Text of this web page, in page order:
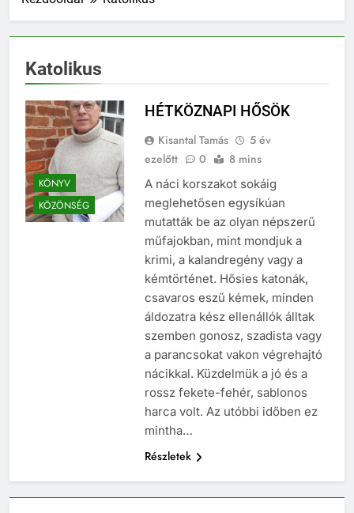
Katolikus
KÖNYV
KÖZÖNSÉG
HÉTKÖZNAPI HŐSÖK
Kisantal Tamás
5 év
ezelőtt
0 8 mins
A náci korszakot sokáig
meglehetősen egysíkúan
mutatták be az olyan népszerű
műfajokban, mint mondjuk a
krimi, a kalandregény vagy a
kémtörténet. Hősies katonák,
csavaros eszű kémek, minden
áldozatra kész ellenállók álltak
szemben gonosz, szadista vagy
a parancsokat vakon végrehajtó
nácikkal. Küzdelmük a jó és a
rossz fekete-fehér, sablonos
harca volt. Az utóbbi időben ez
mintha…
Részletek